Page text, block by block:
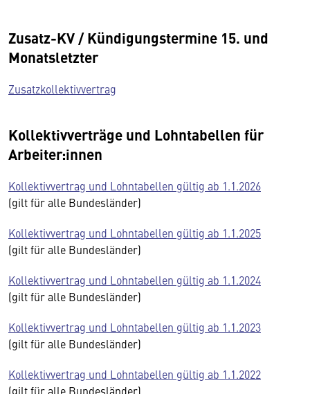
Zusatz-KV / Kündigungstermine 15. und
Monatsletzter
Zusatzkollektivvertrag
Kollektivverträge und Lohntabellen für
Arbeiter:innen
Kollektivvertrag und Lohntabellen gültig ab 1.1.2026
(gilt für alle Bundesländer)
Kollektivvertrag und Lohntabellen gültig ab 1.1.2025
(gilt für alle Bundesländer)
Kollektivvertrag und Lohntabellen gültig ab 1.1.2024
(gilt für alle Bundesländer)
Kollektivvertrag und Lohntabellen gültig ab 1.1.2023
(gilt für alle Bundesländer)
Kollektivvertrag und Lohntabellen gültig ab 1.1.2022
(gilt für alle Bundesländer)